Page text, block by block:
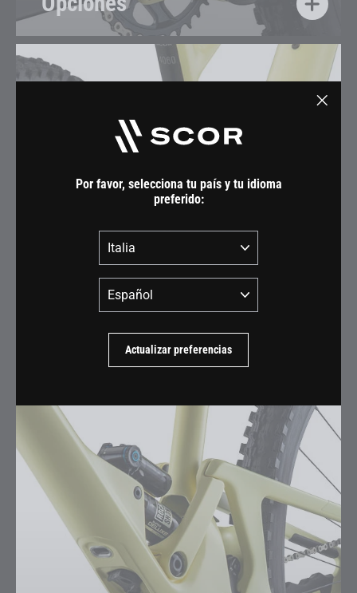
Suspensión superior
Por favor, selecciona tu país y tu idioma
preferido:
Idioma
Actualizar preferencias